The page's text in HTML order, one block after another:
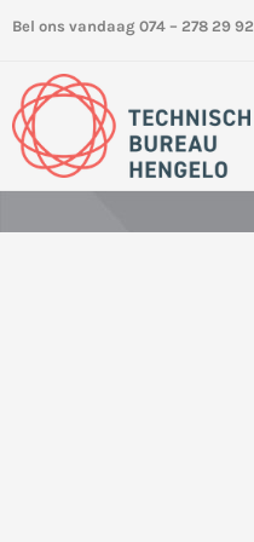
inhoud
Bel ons vandaag 074 – 278 29 92